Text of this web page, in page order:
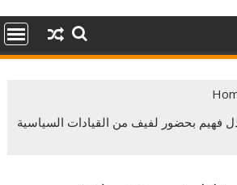
فهيم بحضور لفيف من القيادات السياسية